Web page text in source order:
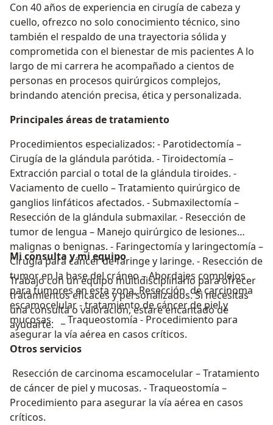
Con 40 años de experiencia en cirugía de cabeza y
cuello, ofrezco no solo conocimiento técnico, sino
también el respaldo de una trayectoria sólida y
comprometida con el bienestar de mis pacientes A lo
largo de mi carrera he acompañado a cientos de
personas en procesos quirúrgicos complejos,
brindando atención precisa, ética y personalizada.
Principales áreas de tratamiento
Procedimientos especializados: - Parotidectomía –
Cirugía de la glándula parótida. - Tiroidectomía –
Extracción parcial o total de la glándula tiroides. -
Vaciamento de cuello – Tratamiento quirúrgico de
ganglios linfáticos afectados. - Submaxilectomía –
Resección de la glándula submaxilar. - Resección de
tumor de lengua – Manejo quirúrgico de lesiones
malignas o benignas. - Faringectomía y laringectomía –
Cirugía para cáncer de faringe y laringe. - Resección de
tumor en la base del cráneo – Abordajes complejos
para tumores en esta zona, Resección de carcinoma
escamocelular - tratamiento de cáncer de piel y
mucosas. _ Traqueostomía - Procedimiento para
asegurar la vía aérea en casos críticos.
Mi consulta y mi equipo
Trabajo con un equipo multidisciplinario para ofrecer
tratamientos eficaces y personalizados. Si necesitas
una consulta o valoración, estaré encantado de
ayudarte.
Otros servicios
Resección de carcinoma escamocelular – Tratamiento
de cáncer de piel y mucosas. - Traqueostomía –
Procedimiento para asegurar la vía aérea en casos
críticos.